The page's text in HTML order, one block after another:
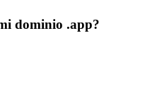
dominio .app?